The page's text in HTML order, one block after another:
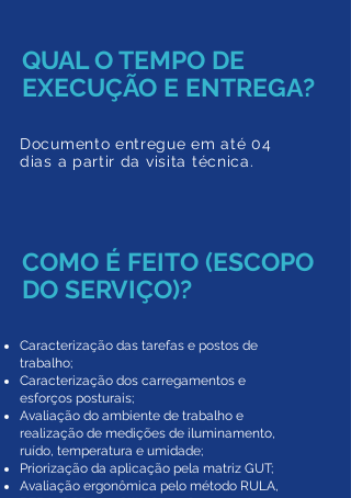
QUAL O TEMPO DE
EXECUÇÃO E ENTREGA?
Documento entregue em até 04
dias a partir da visita técnica.
COMO É FEITO (ESCOPO
DO SERVIÇO)?
Caracterização das tarefas e postos de
trabalho;
Caracterização dos carregamentos e
esforços posturais;
Avaliação do ambiente de trabalho e
realização de medições de iluminamento,
ruído, temperatura e umidade;
Priorização da aplicação pela matriz GUT;
Avaliação ergonômica pelo método RULA,